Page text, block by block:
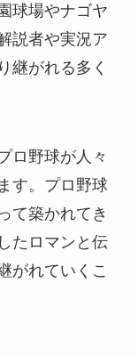
球場やナゴヤ
説者や実況ア
継がれる多く
ロ野球が人々
す。プロ野球
て築かれてき
たロマンと伝
がれていくこ